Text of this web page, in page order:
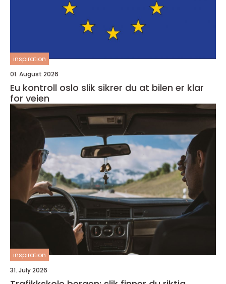
inspiration
01. August 2026
Eu kontroll oslo slik sikrer du at bilen er klar
for veien
inspiration
31. July 2026